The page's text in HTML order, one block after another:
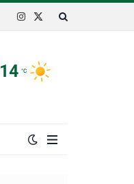
Instagram
X
14 °C